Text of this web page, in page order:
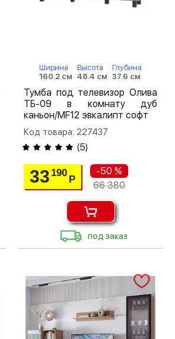
Ширина
160.2 см
Высота
48.4 см
Глубина
37.6 см
Тумба под телевизор Олива
ТБ-09 в комнату дуб
каньон/MF12 эвкалипт софт
Код товара: 227437
(5)
33 190
Р
-50 %
66 380
под заказ